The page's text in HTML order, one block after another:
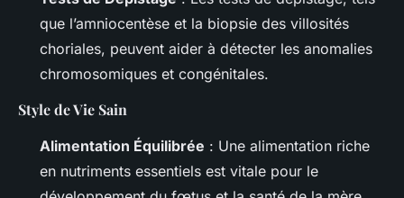
que l’amniocentèse et la biopsie des villosités
choriales, peuvent aider à détecter les anomalies
chromosomiques et congénitales.
Style de Vie Sain
Alimentation Équilibrée : Une alimentation riche
en nutriments essentiels est vitale pour le